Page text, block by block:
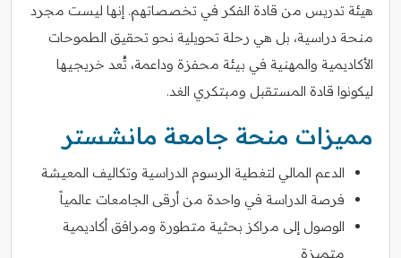
هيئة تدريس من قادة الفكر في تخصصاتهم. إنها ليست مجرد
منحة دراسية، بل هي رحلة تحويلية نحو تحقيق الطموحات
الأكاديمية والمهنية في بيئة محفزة وداعمة، تُعد خريجيها
ليكونوا قادة المستقبل ومبتكري الغد.
مميزات منحة جامعة مانشستر
الدعم المالي لتغطية الرسوم الدراسية وتكاليف المعيشة
فرصة الدراسة في واحدة من أرقى الجامعات عالمياً
الوصول إلى مراكز بحثية متطورة ومرافق أكاديمية
متميزة